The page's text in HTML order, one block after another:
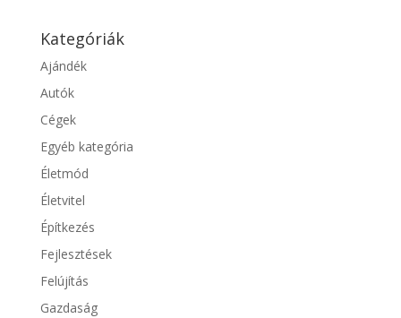
Kategóriák
Ajándék
Autók
Cégek
Egyéb kategória
Életmód
Életvitel
Építkezés
Fejlesztések
Felújítás
Gazdaság